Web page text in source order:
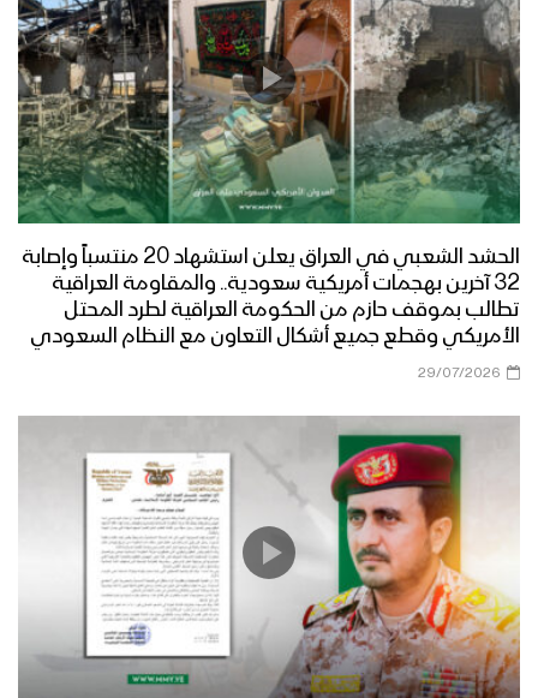
الحشد الشعبي في العراق يعلن استشهاد 20 منتسباً وإصابة
32 آخرين بهجمات أمريكية سعودية.. والمقاومة العراقية
تطالب بموقف حازم من الحكومة العراقية لطرد المحتل
الأمريكي وقطع جميع أشكال التعاون مع النظام السعودي
29/07/2026